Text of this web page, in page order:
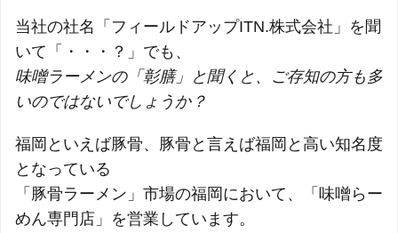
当社の社名「フィールドアップITN.株式会社」を聞
いて「・・・？」でも、
味噌ラーメンの「彰膳」と聞くと、ご存知の方も多
いのではないでしょうか？
福岡といえば豚骨、豚骨と言えば福岡と高い知名度
となっている
「豚骨ラーメン」市場の福岡において、「味噌らー
めん専門店」を営業しています。